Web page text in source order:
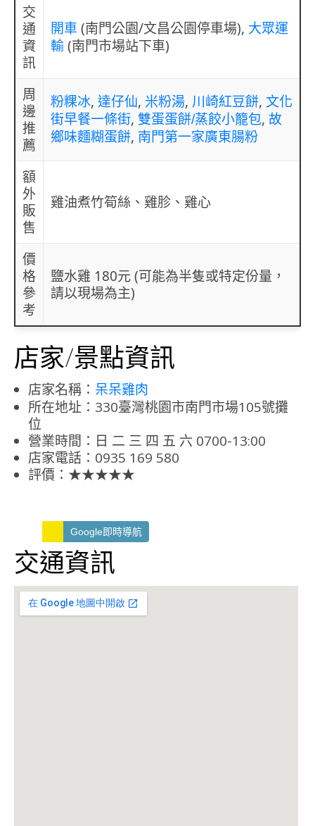
交
通
資
訊
開車 (南門公園/文昌公園停車場), 大眾運
輸 (南門市場站下車)
周
邊
推
薦
粉粿冰, 達仔仙, 米粉湯, 川崎紅豆餅, 文化
街早餐一條街, 雙蛋蛋餅/蒸餃小籠包, 故
鄉味麵糊蛋餅, 南門第一家廣東腸粉
額
外
販
售
雞油煮竹筍絲、雞胗、雞心
價
格
參
考
鹽水雞 180元 (可能為半隻或特定份量，
請以現場為主)
店家/景點資訊
店家名稱： 呆呆雞肉
所在地址：330臺灣桃園市南門市場105號攤
位
營業時間：日 二 三 四 五 六 0700-13:00
店家電話：0935 169 580
評價：★★★★★
Google即時導航
交通資訊